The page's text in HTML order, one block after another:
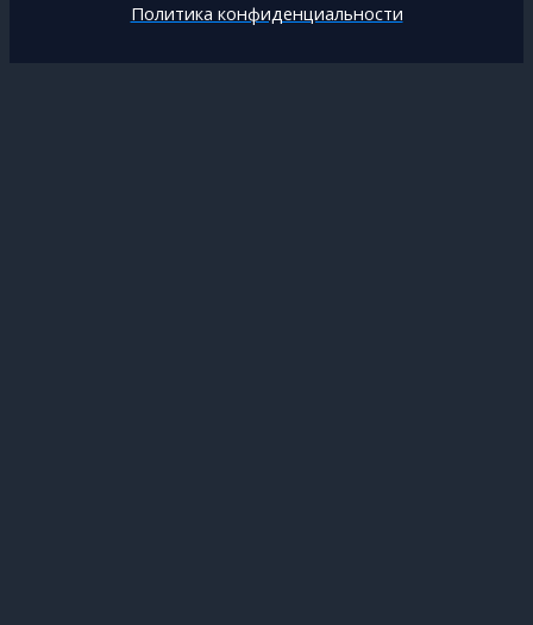
Политика конфиденциальности